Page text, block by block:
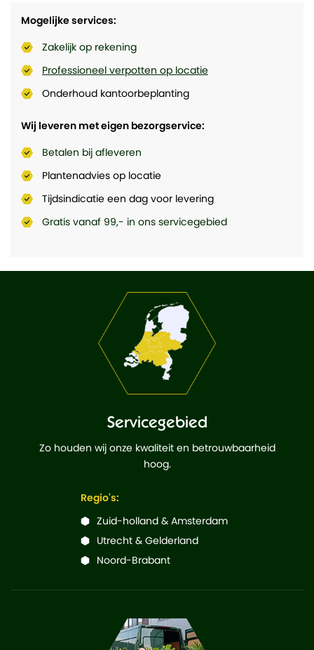
Mogelijke services:
Zakelijk op rekening
Professioneel verpotten op locatie
Onderhoud kantoorbeplanting
Wij leveren met eigen bezorgservice:
Betalen bij afleveren
Plantenadvies op locatie
Tijdsindicatie een dag voor levering
Gratis vanaf 99,- in ons servicegebied
Servicegebied
Zo houden wij onze kwaliteit en betrouwbaarheid
hoog.
Regio's:
Zuid-holland & Amsterdam
Utrecht & Gelderland
Noord-Brabant